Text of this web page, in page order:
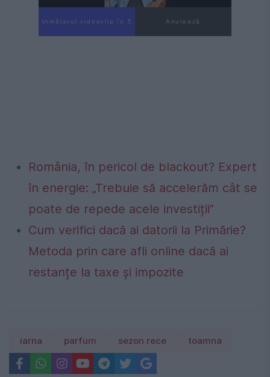
Următorul videoclip în 4 Anulează
România, în pericol de blackout? Expert
în energie: „Trebuie să accelerăm cât se
poate de repede acele investiții”
Cum verifici dacă ai datorii la Primărie?
Metoda prin care afli online dacă ai
restanțe la taxe și impozite
iarna parfum sezon rece toamna